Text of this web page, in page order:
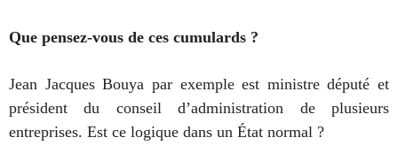
Que pensez-vous de ces cumulards ?
Jean Jacques Bouya par exemple est ministre député et
président du conseil d’administration de plusieurs
entreprises. Est ce logique dans un État normal ?